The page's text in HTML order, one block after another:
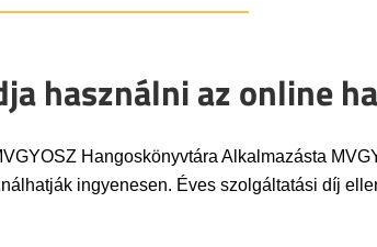
használni az online
Hangoskönyvtára Alkalmazásta
ingyenesen. Éves szolgáltatási díj